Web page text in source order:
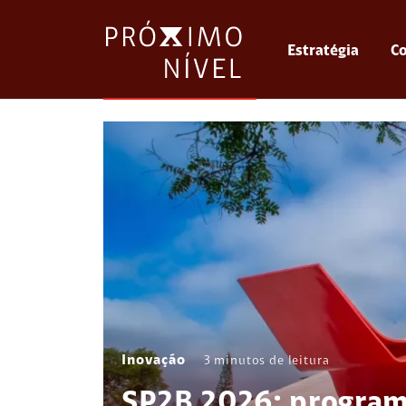
Estratégia
Inovação 3 minutos de leitura